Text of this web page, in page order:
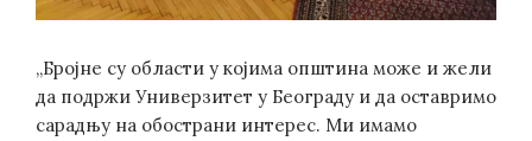
„Бројне су области у којима општина може и жели
да подржи Универзитет у Београду и да оставримо
сарадњу на обострани интерес. Ми имамо